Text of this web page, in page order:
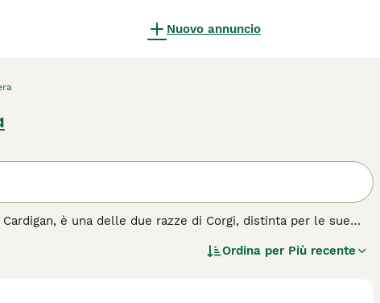
Nuovo annuncio
è una delle due razze di Corgi, distinta per le sue
il suo temperamento equilibrato, l'intelligenza e la lealtà
dimostrandosi un eccellente compagno sia per famiglie che
Ordina per Più recente